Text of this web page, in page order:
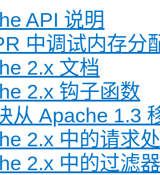
API 说明
中调试内存分
2.x 文档
2.x 钩子函数
从 Apache 1.3
2.x 中的请求
2.x 中的过滤器